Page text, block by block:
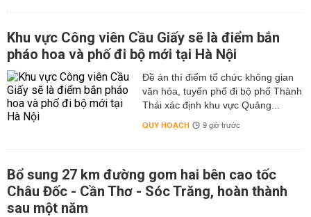
Khu vực Công viên Cầu Giấy sẽ là điểm bắn
pháo hoa và phố đi bộ mới tại Hà Nội
Đề án thí điểm tổ chức không gian
văn hóa, tuyến phố đi bộ phố Thành
Thái xác định khu vực Quảng...
QUY HOẠCH 9 giờ trước
Bổ sung 27 km đường gom hai bên cao tốc
Châu Đốc - Cần Thơ - Sóc Trăng, hoàn thành
sau một năm